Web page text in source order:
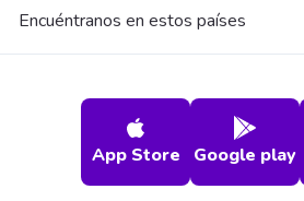
Encuéntranos en estos países
App Store Google play